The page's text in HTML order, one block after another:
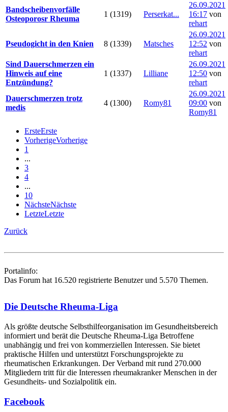
Bandscheibenvorfälle
Osteoporosr Rheuma
1 (1319) Perserkat...
26.09.2021
16:17 von
rehart
Pseudogicht in den Knien 8 (1339) Matsches
26.09.2021
12:52 von
rehart
Sind Dauerschmerzen ein
Hinweis auf eine
Entzündung?
1 (1337) Lilliane
26.09.2021
12:50 von
rehart
Dauerschmerzen trotz
medis
4 (1300) Romy81
26.09.2021
09:00 von
Romy81
ErsteErste
VorherigeVorherige
1
...
3
4
...
10
NächsteNächste
LetzteLetzte
Zurück
Portalinfo:
Das Forum hat 16.520 registrierte Benutzer und 5.570 Themen.
Die Deutsche Rheuma-Liga
Als größte deutsche Selbsthilfe­organisation im Gesundheitsbereich
informiert und berät die Deutsche Rheuma-Liga Betroffene
unabhängig und frei von kommerziellen Interessen. Sie bietet
praktische Hilfen und unterstützt Forschungsprojekte zu
rheumatischen Erkrankungen. Der Verband mit rund 270.000
Mitgliedern tritt für die Interessen rheumakranker Menschen in der
Gesundheits- und Sozialpolitik ein.
Facebook